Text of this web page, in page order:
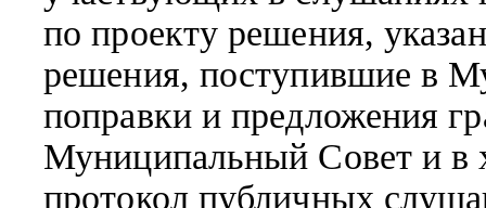
по проекту решения,
решения, поступившие в
поправки и предложения
Муниципальный Совет и в
протокол публичных